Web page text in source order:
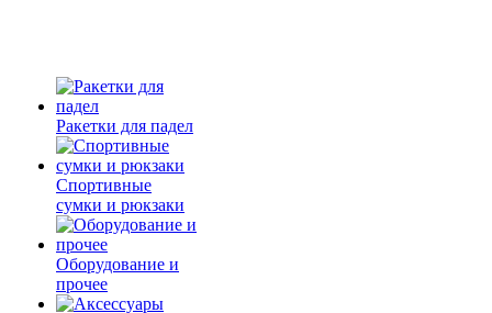
Ракетки для падел
Спортивные
сумки и рюкзаки
Оборудование и
прочее